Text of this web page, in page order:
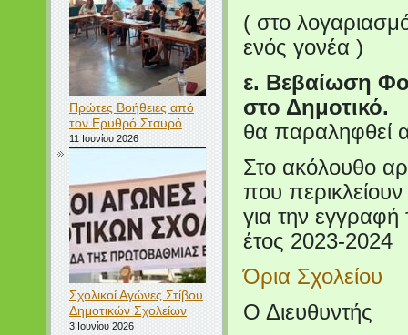
Πρώτες Βοήθειες από
τον Ερυθρό Σταυρό
11 Ιουνίου 2026
Σχολικοί Αγώνες Στίβου
Δημοτικών Σχολείων
3 Ιουνίου 2026
( στο
ενός γονέα )
ε. Βεβαίωση
στο Δημοτικό.
θα παραληφθεί
Στο ακόλουθο
που
για την εγγραφή
έτος 2023-2024
Όρια Σχολείου
Ο Διευθυντής